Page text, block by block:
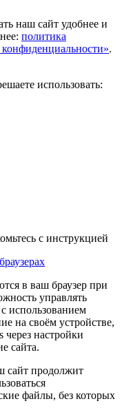
наш сайт удобнее и
политика
.
использовать:
с инструкцией
в ваш браузер при
управлять
использованием
на своём устройстве,
настройки
сайта.
сайт продолжит
файлы, без которых